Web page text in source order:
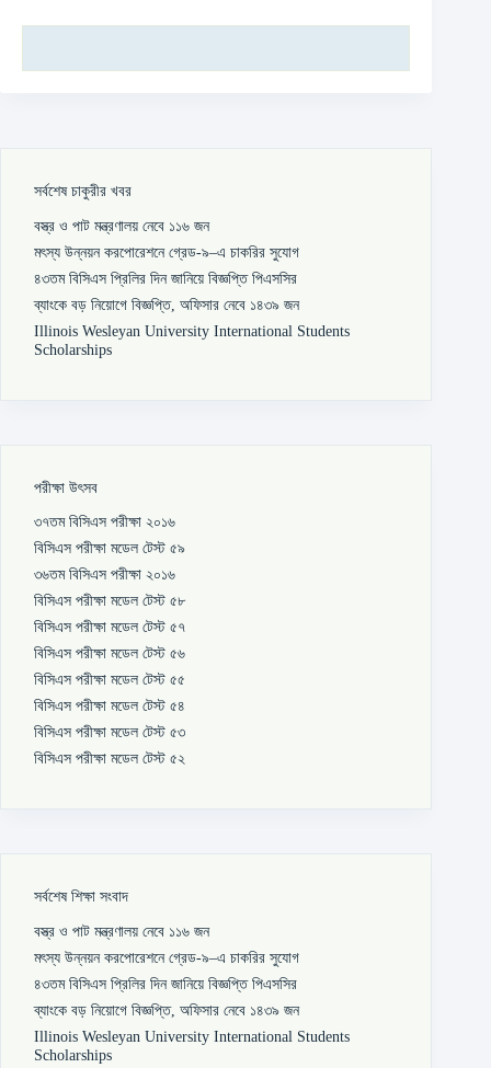
সর্বশেষ চাকুরীর খবর
বস্ত্র ও পাট মন্ত্রণালয় নেবে ১১৬ জন
মৎস্য উন্নয়ন করপোরেশনে গ্রেড-৯–এ চাকরির সুযোগ
৪৩তম বিসিএস প্রিলির দিন জানিয়ে বিজ্ঞপ্তি পিএসসির
ব্যাংকে বড় নিয়োগে বিজ্ঞপ্তি, অফিসার নেবে ১৪৩৯ জন
Illinois Wesleyan University International Students
Scholarships
পরীক্ষা উৎসব
৩৭তম বিসিএস পরীক্ষা ২০১৬
বিসিএস পরীক্ষা মডেল টেস্ট ৫৯
৩৬তম বিসিএস পরীক্ষা ২০১৬
বিসিএস পরীক্ষা মডেল টেস্ট ৫৮
বিসিএস পরীক্ষা মডেল টেস্ট ৫৭
বিসিএস পরীক্ষা মডেল টেস্ট ৫৬
বিসিএস পরীক্ষা মডেল টেস্ট ৫৫
বিসিএস পরীক্ষা মডেল টেস্ট ৫৪
বিসিএস পরীক্ষা মডেল টেস্ট ৫৩
বিসিএস পরীক্ষা মডেল টেস্ট ৫২
সর্বশেষ শিক্ষা সংবাদ
বস্ত্র ও পাট মন্ত্রণালয় নেবে ১১৬ জন
মৎস্য উন্নয়ন করপোরেশনে গ্রেড-৯–এ চাকরির সুযোগ
৪৩তম বিসিএস প্রিলির দিন জানিয়ে বিজ্ঞপ্তি পিএসসির
ব্যাংকে বড় নিয়োগে বিজ্ঞপ্তি, অফিসার নেবে ১৪৩৯ জন
Illinois Wesleyan University International Students
Scholarships